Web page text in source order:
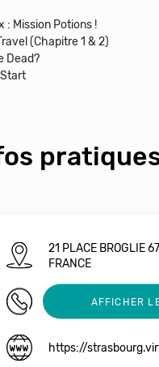
: Mission Potions !
(Chapitre 1 & 2)
Dead?
21 PLACE BROGLIE
FRANCE
0984273117AFFICHER
https://